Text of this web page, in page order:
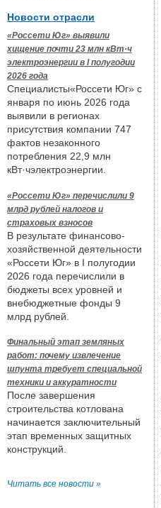
Новости отрасли
«Россети Юг» выявили
хищение почти 23 млн кВт·ч
электроэнергии в I полугодии
2026 года
Специалисты«Россети Юг» с
января по июнь 2026 года
выявили в регионах
присутствия компании 747
фактов незаконного
потребления 22,9 млн
кВт·чэлектроэнергии.
«Россети Юг» перечислили 9
млрд рублей налогов и
страховых взносов
В результате финансово-
хозяйственной деятельности
«Россети Юг» в I полугодии
2026 года перечислили в
бюджеты всех уровней и
внебюджетные фонды 9
млрд рублей.
Финальный этап земляных
работ: почему извлечение
шпунта требует специальной
техники и аккуратности
После завершения
строительства котлована
начинается заключительный
этап временных защитных
конструкций.
Читать все новости »